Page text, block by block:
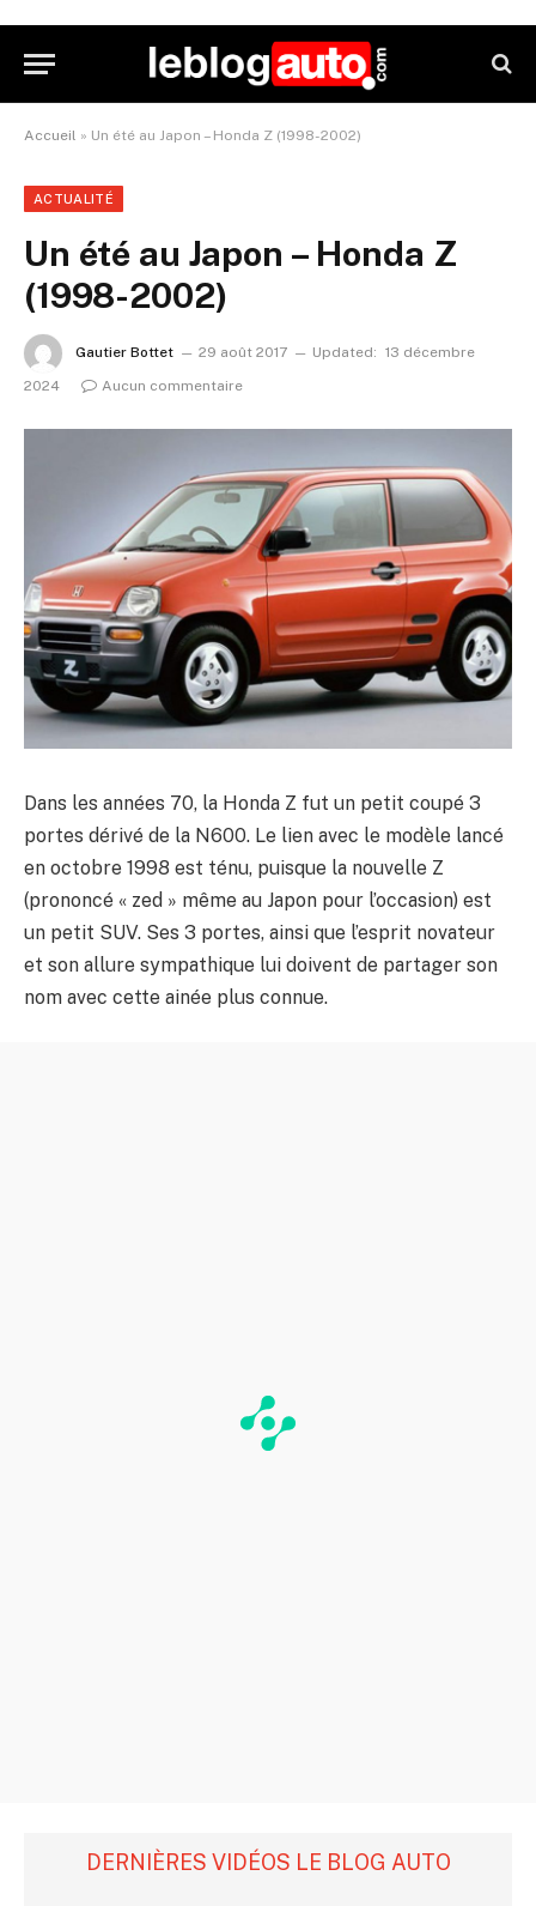
Accueil » Un été au Japon – Honda Z (1998-2002)
ACTUALITÉ
Un été au Japon – Honda Z
(1998-2002)
Gautier Bottet 29 août 2017 Updated: 13 décembre
2024
Aucun commentaire
Dans les années 70, la Honda Z fut un petit coupé 3
portes dérivé de la N600. Le lien avec le modèle lancé
en octobre 1998 est ténu, puisque la nouvelle Z
(prononcé « zed » même au Japon pour l’occasion) est
un petit SUV. Ses 3 portes, ainsi que l’esprit novateur
et son allure sympathique lui doivent de partager son
nom avec cette ainée plus connue.
DERNIÈRES VIDÉOS LE BLOG AUTO